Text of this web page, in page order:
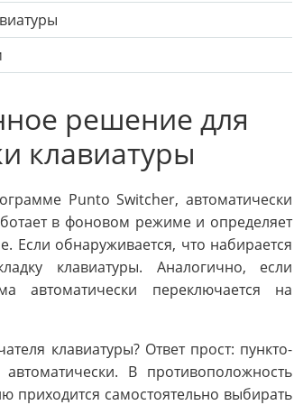
решение для
клавиатуры
Punto Switcher, автоматически
в фоновом режиме и определяет
Если обнаруживается, что набирается
клавиатуры. Аналогично, если
автоматически переключается на
клавиатуры? Ответ прост: пункто-
В противоположность
приходится самостоятельно выбирать